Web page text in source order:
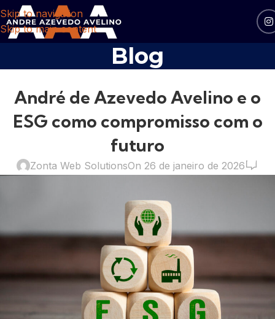
Skip to navigation
Skip to main content
Blog
SUSTENTABILIDADE
André de Azevedo Avelino e o
ESG como compromisso com o
futuro
Zonta Web SolutionsOn 26 de janeiro de 2026